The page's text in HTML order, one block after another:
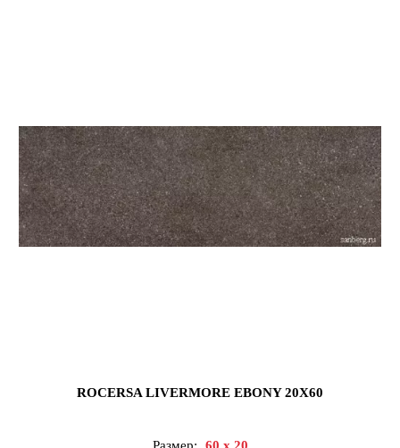
ROCERSA LIVERMORE EBONY 20X60
Размер:
60 x 20